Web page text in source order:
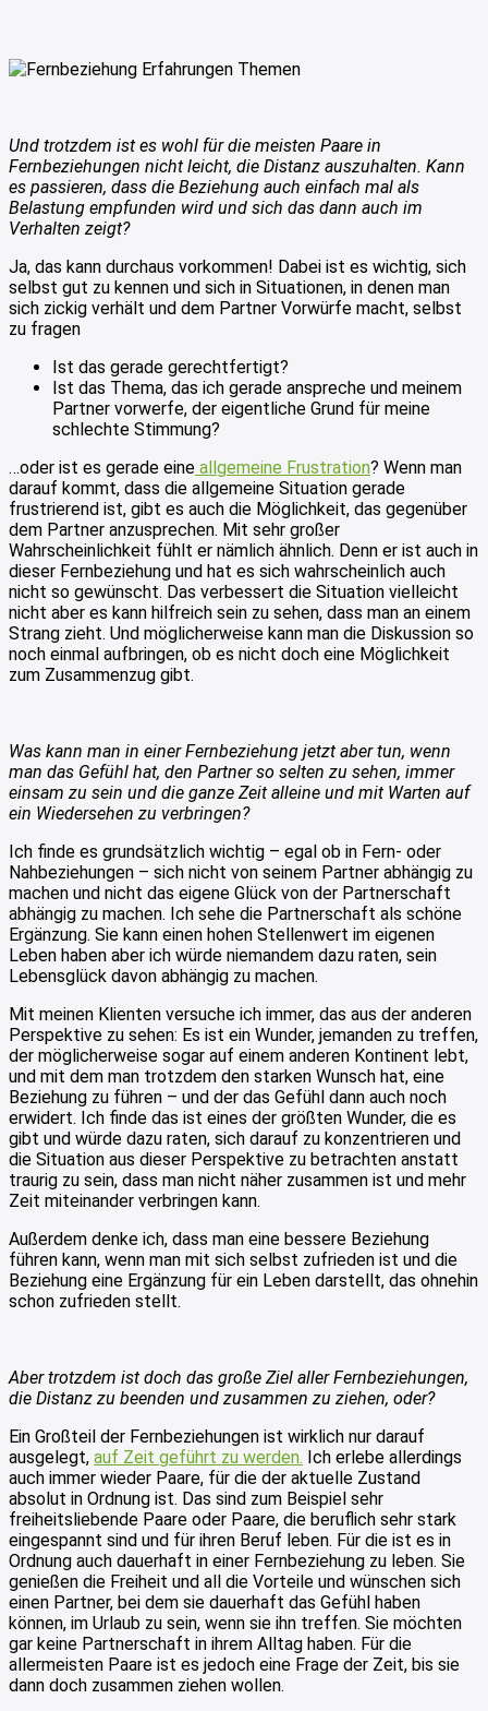
Und trotzdem ist es wohl für die meisten Paare in
Fernbeziehungen nicht leicht, die Distanz auszuhalten. Kann
es passieren, dass die Beziehung auch einfach mal als
Belastung empfunden wird und sich das dann auch im
Verhalten zeigt?
Ja, das kann durchaus vorkommen! Dabei ist es wichtig, sich
selbst gut zu kennen und sich in Situationen, in denen man
sich zickig verhält und dem Partner Vorwürfe macht, selbst
zu fragen
Ist das gerade gerechtfertigt?
Ist das Thema, das ich gerade anspreche und meinem
Partner vorwerfe, der eigentliche Grund für meine
schlechte Stimmung?
…oder ist es gerade eine allgemeine Frustration? Wenn man
darauf kommt, dass die allgemeine Situation gerade
frustrierend ist, gibt es auch die Möglichkeit, das gegenüber
dem Partner anzusprechen. Mit sehr großer
Wahrscheinlichkeit fühlt er nämlich ähnlich. Denn er ist auch in
dieser Fernbeziehung und hat es sich wahrscheinlich auch
nicht so gewünscht. Das verbessert die Situation vielleicht
nicht aber es kann hilfreich sein zu sehen, dass man an einem
Strang zieht. Und möglicherweise kann man die Diskussion so
noch einmal aufbringen, ob es nicht doch eine Möglichkeit
zum Zusammenzug gibt.
Was kann man in einer Fernbeziehung jetzt aber tun, wenn
man das Gefühl hat, den Partner so selten zu sehen, immer
einsam zu sein und die ganze Zeit alleine und mit Warten auf
ein Wiedersehen zu verbringen?
Ich finde es grundsätzlich wichtig – egal ob in Fern- oder
Nahbeziehungen – sich nicht von seinem Partner abhängig zu
machen und nicht das eigene Glück von der Partnerschaft
abhängig zu machen. Ich sehe die Partnerschaft als schöne
Ergänzung. Sie kann einen hohen Stellenwert im eigenen
Leben haben aber ich würde niemandem dazu raten, sein
Lebensglück davon abhängig zu machen.
Mit meinen Klienten versuche ich immer, das aus der anderen
Perspektive zu sehen: Es ist ein Wunder, jemanden zu treffen,
der möglicherweise sogar auf einem anderen Kontinent lebt,
und mit dem man trotzdem den starken Wunsch hat, eine
Beziehung zu führen – und der das Gefühl dann auch noch
erwidert. Ich finde das ist eines der größten Wunder, die es
gibt und würde dazu raten, sich darauf zu konzentrieren und
die Situation aus dieser Perspektive zu betrachten anstatt
traurig zu sein, dass man nicht näher zusammen ist und mehr
Zeit miteinander verbringen kann.
Außerdem denke ich, dass man eine bessere Beziehung
führen kann, wenn man mit sich selbst zufrieden ist und die
Beziehung eine Ergänzung für ein Leben darstellt, das ohnehin
schon zufrieden stellt.
Aber trotzdem ist doch das große Ziel aller Fernbeziehungen,
die Distanz zu beenden und zusammen zu ziehen, oder?
Ein Großteil der Fernbeziehungen ist wirklich nur darauf
ausgelegt, auf Zeit geführt zu werden. Ich erlebe allerdings
auch immer wieder Paare, für die der aktuelle Zustand
absolut in Ordnung ist. Das sind zum Beispiel sehr
freiheitsliebende Paare oder Paare, die beruflich sehr stark
eingespannt sind und für ihren Beruf leben. Für die ist es in
Ordnung auch dauerhaft in einer Fernbeziehung zu leben. Sie
genießen die Freiheit und all die Vorteile und wünschen sich
einen Partner, bei dem sie dauerhaft das Gefühl haben
können, im Urlaub zu sein, wenn sie ihn treffen. Sie möchten
gar keine Partnerschaft in ihrem Alltag haben. Für die
allermeisten Paare ist es jedoch eine Frage der Zeit, bis sie
dann doch zusammen ziehen wollen.